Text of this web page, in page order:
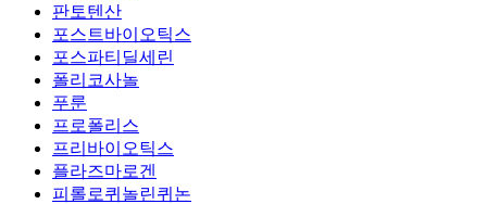
판토텐산
포스트바이오틱스
포스파티딜세린
폴리코사놀
푸룬
프로폴리스
프리바이오틱스
플라즈마로겐
피롤로퀴놀린퀴논